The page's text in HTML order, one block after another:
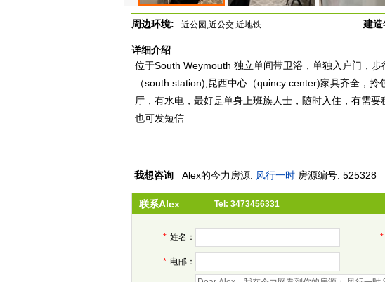
周边环境: 近公园,近公交,近地铁 建造
详细介绍
位于South Weymouth 独立单间带卫浴，单独入户门，
（south station),昆西中心（quincy center)家具齐全，
厅，有水电，最好是单身上班族人士，随时入住，有需要
也可发短信
我想咨询 Alex的今力房源: 风行一时 房源编号: 525328
联系Alex Tel: 3473456331
* 姓名： *
* 电邮：